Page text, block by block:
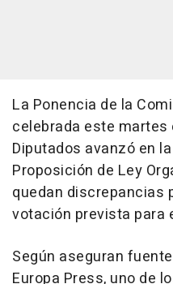
La Ponencia de la
celebrada este martes
Diputados avanzó en
Proposición de Ley
quedan discrepancias
votación prevista para
Según aseguran
Europa Press, uno de